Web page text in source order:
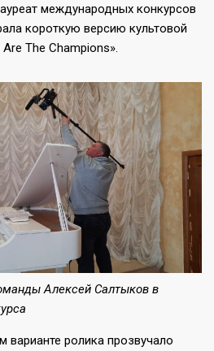
международных конкурсов
короткую версию культовой
The Champions».
Алексей Салтыков в
варианте ролика прозвучало